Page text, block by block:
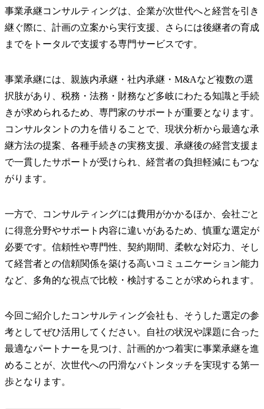
事業承継コンサルティングは、企業が次世代へと経営を引き
継ぐ際に、計画の立案から実行支援、さらには後継者の育成
までをトータルで支援する専門サービスです。
事業承継には、親族内承継・社内承継・M&Aなど複数の選
択肢があり、税務・法務・財務など多岐にわたる知識と手続
きが求められるため、専門家のサポートが重要となります。
コンサルタントの力を借りることで、現状分析から最適な承
継方法の提案、各種手続きの実務支援、承継後の経営支援ま
で一貫したサポートが受けられ、経営者の負担軽減にもつな
がります。
一方で、コンサルティングには費用がかかるほか、会社ごと
に得意分野やサポート内容に違いがあるため、慎重な選定が
必要です。信頼性や専門性、契約期間、柔軟な対応力、そし
て経営者との信頼関係を築ける高いコミュニケーション能力
など、多角的な視点で比較・検討することが求められます。
今回ご紹介したコンサルティング会社も、そうした選定の参
考としてぜひ活用してください。自社の状況や課題に合った
最適なパートナーを見つけ、計画的かつ着実に事業承継を進
めることが、次世代への円滑なバトンタッチを実現する第一
歩となります。